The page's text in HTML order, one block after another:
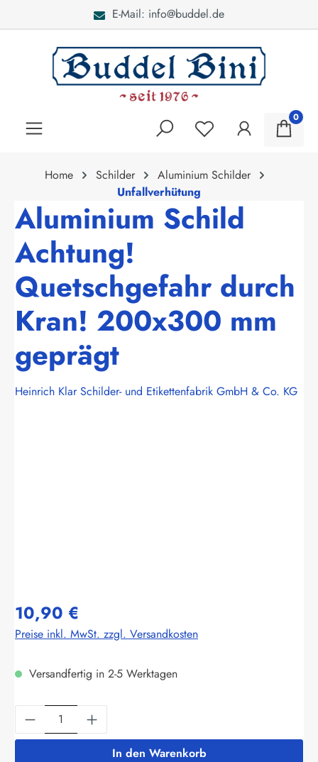
E-Mail: info@buddel.de
0
Home Schilder
Aluminium Schilder
Unfallverhütung
Aluminium Schild
Achtung!
Quetschgefahr durch
Kran! 200x300 mm
geprägt
Heinrich Klar Schilder- und Etikettenfabrik GmbH & Co. KG
10,90 €
Preise inkl. MwSt. zzgl. Versandkosten
Versandfertig in 2-5 Werktagen
Produkt Anzahl: Gib den gewünschten
In den Warenkorb